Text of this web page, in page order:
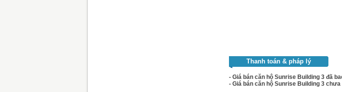
Thanh toán & pháp lý
- Giá bán căn hộ Sunrise Building 3 đã
- Giá bán căn hộ Sunrise Building 3